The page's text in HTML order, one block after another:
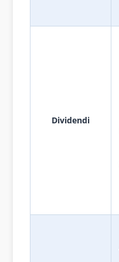
Dividendi